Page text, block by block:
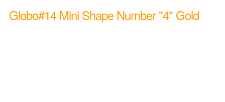
Globo#14 Mini Shape Number "4" Gold